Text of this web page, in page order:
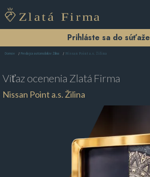
Prihláste sa do súťaže
Domov Predajca automobilov Žilina Nissan Point a.s. Žilina
Víťaz ocenenia Zlatá Firma
Nissan Point a.s. Žilina